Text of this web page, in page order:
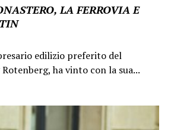
LA FERROVIA E
edilizio preferito del
ha vinto con la sua...